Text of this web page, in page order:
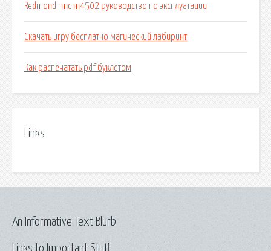
Redmond rmc m4502 руководство по эксплуатации
Скачать игру бесплатно магический лабиринт
Как распечатать pdf буклетом
Links
Links to Important Stuff
An Informative Text Blurb